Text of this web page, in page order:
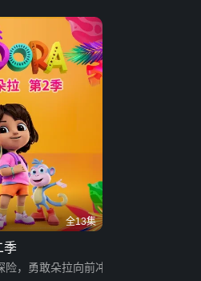
全13集
季
险，勇敢朵拉向前冲